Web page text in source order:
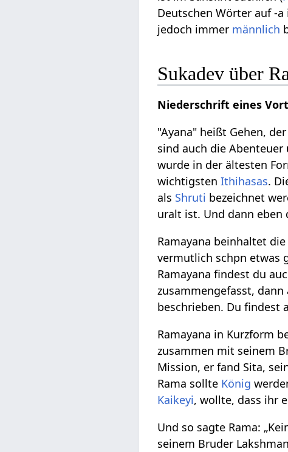
Deutschen Wörter auf -
jedoch immer männlich
Sukadev über
Niederschrift eines
"Ayana" heißt Gehen,
sind auch die Abenteuer
wurde in der ältesten
wichtigstenIthihasas.
als Shruti bezeichnet
uralt ist. Und dann eben
Ramayana beinhaltet
vermutlich schpn etwas
Ramayana findest du
zusammengefasst,
beschrieben. Du findest
Ramayana in Kurzform
zusammen mit seinem
Mission, er fand Sita,
Rama sollte König
Kaikeyi, wollte, dass ihr
Und so sagte Rama:
seinem Bruder